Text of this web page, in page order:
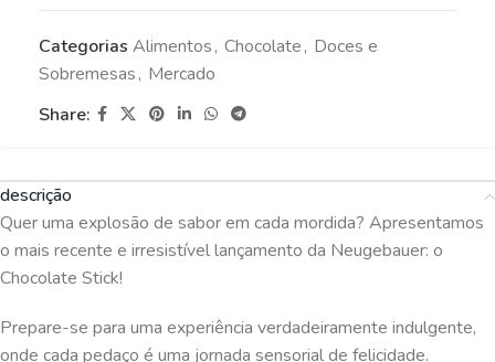
Categorias Alimentos, Chocolate, Doces e
Sobremesas, Mercado
Share:
descrição
Quer uma explosão de sabor em cada mordida? Apresentamos
o mais recente e irresistível lançamento da Neugebauer: o
Chocolate Stick!
Prepare-se para uma experiência verdadeiramente indulgente,
onde cada pedaço é uma jornada sensorial de felicidade.